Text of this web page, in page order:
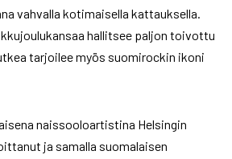
vahvalla kotimaisella kattauksella.
hallitsee paljon toivottu
tarjoilee myös suomirockin ikoni
naissooloartistina Helsingin
ja samalla suomalaisen